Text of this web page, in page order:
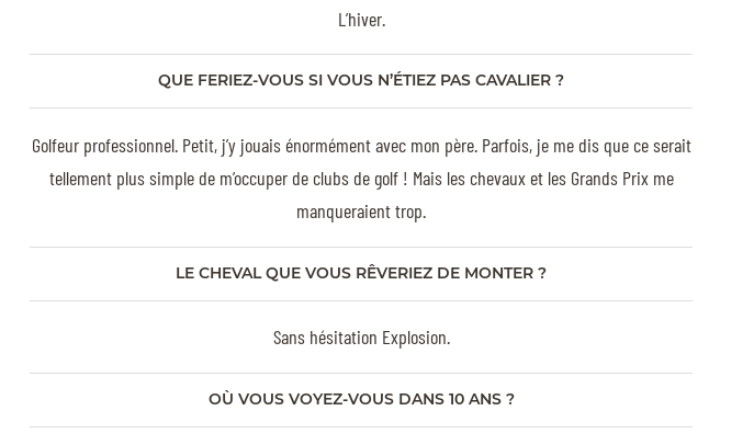
L’hiver.
QUE FERIEZ-VOUS SI VOUS N’ÉTIEZ PAS CAVALIER ?
Golfeur professionnel. Petit, j’y jouais énormément avec mon père. Parfois, je me dis que ce serait
tellement plus simple de m’occuper de clubs de golf ! Mais les chevaux et les Grands Prix me
manqueraient trop.
LE CHEVAL QUE VOUS RÊVERIEZ DE MONTER ?
Sans hésitation Explosion.
OÙ VOUS VOYEZ-VOUS DANS 10 ANS ?